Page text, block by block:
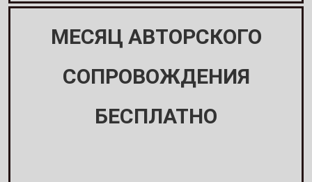
МЕСЯЦ АВТОРСКОГО
СОПРОВОЖДЕНИЯ
БЕСПЛАТНО